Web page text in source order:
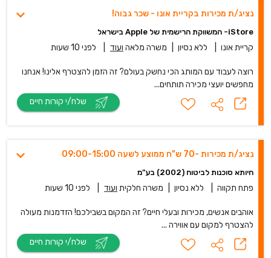
נציג/ת מכירות בקריית אונו - שכר גבוה!
iStore- המשווקת הרישמית של Apple בישראל
קריית אונו ללא נסיון משרה מלאה ועוד לפני 10 שעות
רוצה לעבוד עם המותג הכי נחשק בעולם? זה הזמן להצטרף אלינו! אנחנו
מחפשים יועצי מכירה תותחים...
נציג/ת מכירות -70 ש"ח ממוצע לשעה 09:00-15:00
חיותא סוכנות לביטוח (2002) בע"מ
פתח תקווה ללא נסיון משרה חלקית ועוד לפני 10 שעות
אוהבים אנשים, מכירות ובעלי חיים? זה המקום בשבילכם! הזדמנות מעולה
להצטרף למקום עם אווירה ...